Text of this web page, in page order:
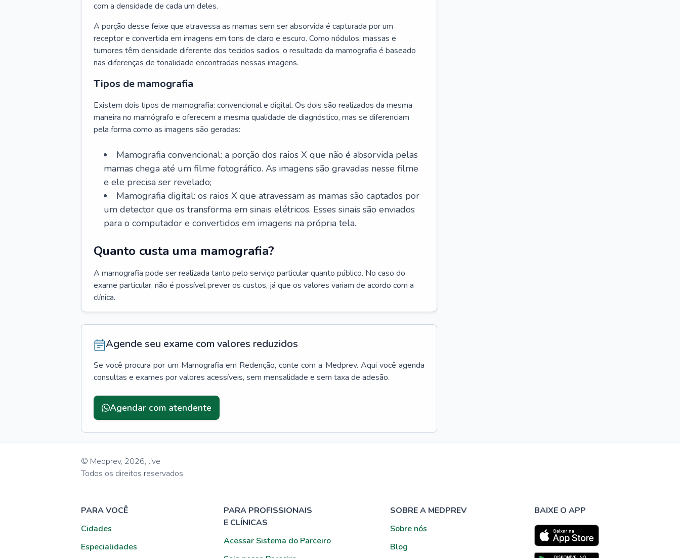
com a densidade de cada um deles.
A porção desse feixe que atravessa as mamas sem ser absorvida é capturada por um
receptor e convertida em imagens em tons de claro e escuro. Como nódulos, massas e
tumores têm densidade diferente dos tecidos sadios, o resultado da mamografia é baseado
nas diferenças de tonalidade encontradas nessas imagens.
Tipos de mamografia
Existem dois tipos de mamografia: convencional e digital. Os dois são realizados da mesma
maneira no mamógrafo e oferecem a mesma qualidade de diagnóstico, mas se diferenciam
pela forma como as imagens são geradas:
Mamografia convencional: a porção dos raios X que não é absorvida pelas
mamas chega até um filme fotográfico. As imagens são gravadas nesse filme
e ele precisa ser revelado;
Mamografia digital: os raios X que atravessam as mamas são captados por
um detector que os transforma em sinais elétricos. Esses sinais são enviados
para o computador e convertidos em imagens na própria tela.
Quanto custa uma mamografia?
A mamografia pode ser realizada tanto pelo serviço particular quanto público. No caso do
exame particular, não é possível prever os custos, já que os valores variam de acordo com a
clínica.
Agende seu exame com valores reduzidos
Se você procura por um Mamografia em Redenção, conte com a Medprev. Aqui você agenda
consultas e exames por valores acessíveis, sem mensalidade e sem taxa de adesão.
Agendar com atendente
© Medprev, 2026, live
Todos os direitos reservados
PARA VOCÊ
Cidades
Especialidades
PARA PROFISSIONAIS
E CLÍNICAS
Acessar Sistema do Parceiro
SOBRE A MEDPREV
Sobre nós
Blog
BAIXE O APP